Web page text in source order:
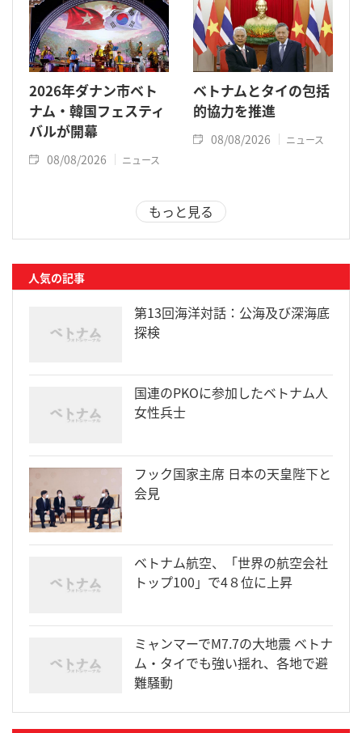
2026年ダナン市ベト
ナム・韓国フェスティ
バルが開幕
08/08/2026 ニュース
ベトナムとタイの包括
的協力を推進
08/08/2026 ニュース
もっと見る
人気の記事
第13回海洋対話：公海及び深海底
探検
国連のPKOに参加したベトナム人
女性兵士
フック国家主席 日本の天皇陛下と
会見
ベトナム航空、「世界の航空会社
トップ100」で4８位に上昇
ミャンマーでM7.7の大地震 ベトナ
ム・タイでも強い揺れ、各地で避
難騒動